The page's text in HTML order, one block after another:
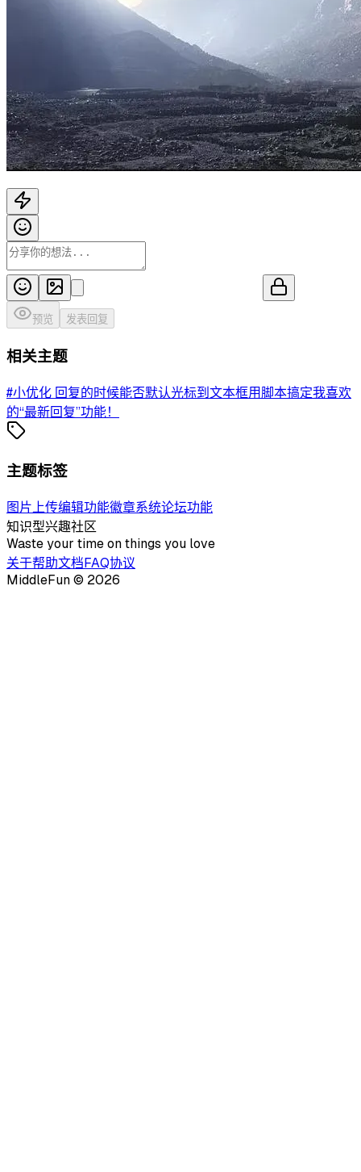
预览 发表回复
相关主题
#小优化 回复的时候能否默认光标到文本框用脚本搞定我喜欢
的“最新回复”功能！
主题标签
图片上传编辑功能徽章系统论坛功能
知识型兴趣社区
Waste your time on things you love
关于帮助文档FAQ协议
MiddleFun © 2026